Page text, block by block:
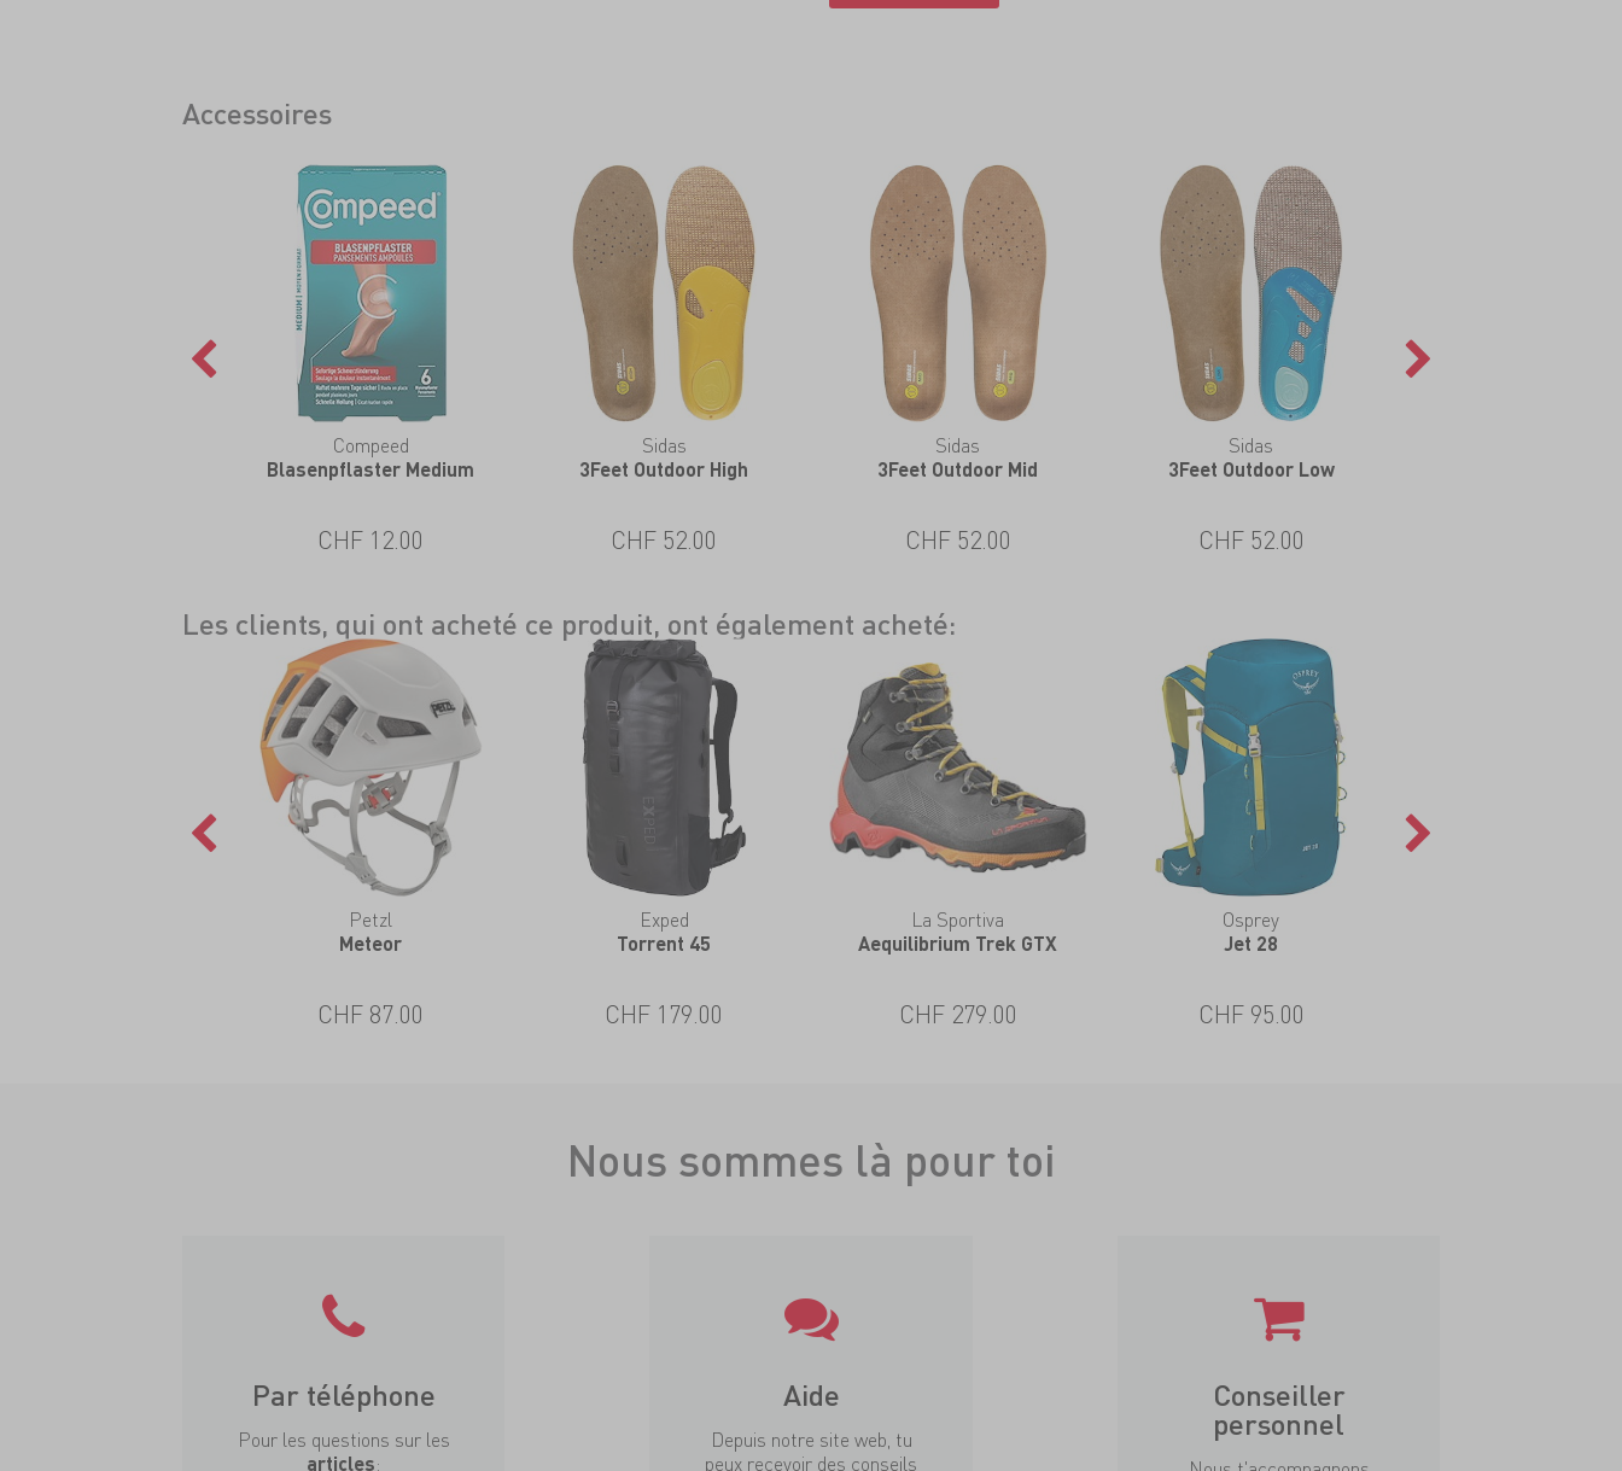
Accessoires
Compeed
Blasenpflaster Medium
CHF 12.00
Sidas
3Feet Outdoor High
CHF 52.00
Sidas
3Feet Outdoor Mid
CHF 52.00
Sidas
3Feet Outdoor Low
CHF 52.00
Les clients, qui ont acheté ce produit, ont également acheté:
Petzl
Meteor
CHF 87.00
Exped
Torrent 45
CHF 179.00
La Sportiva
Aequilibrium Trek GTX
CHF 279.00
Osprey
Jet 28
CHF 95.00
Nous sommes là pour toi
Par téléphone
Pour les questions sur les
articles:
Aide
Depuis notre site web, tu
peux recevoir des conseils
Conseiller
personnel